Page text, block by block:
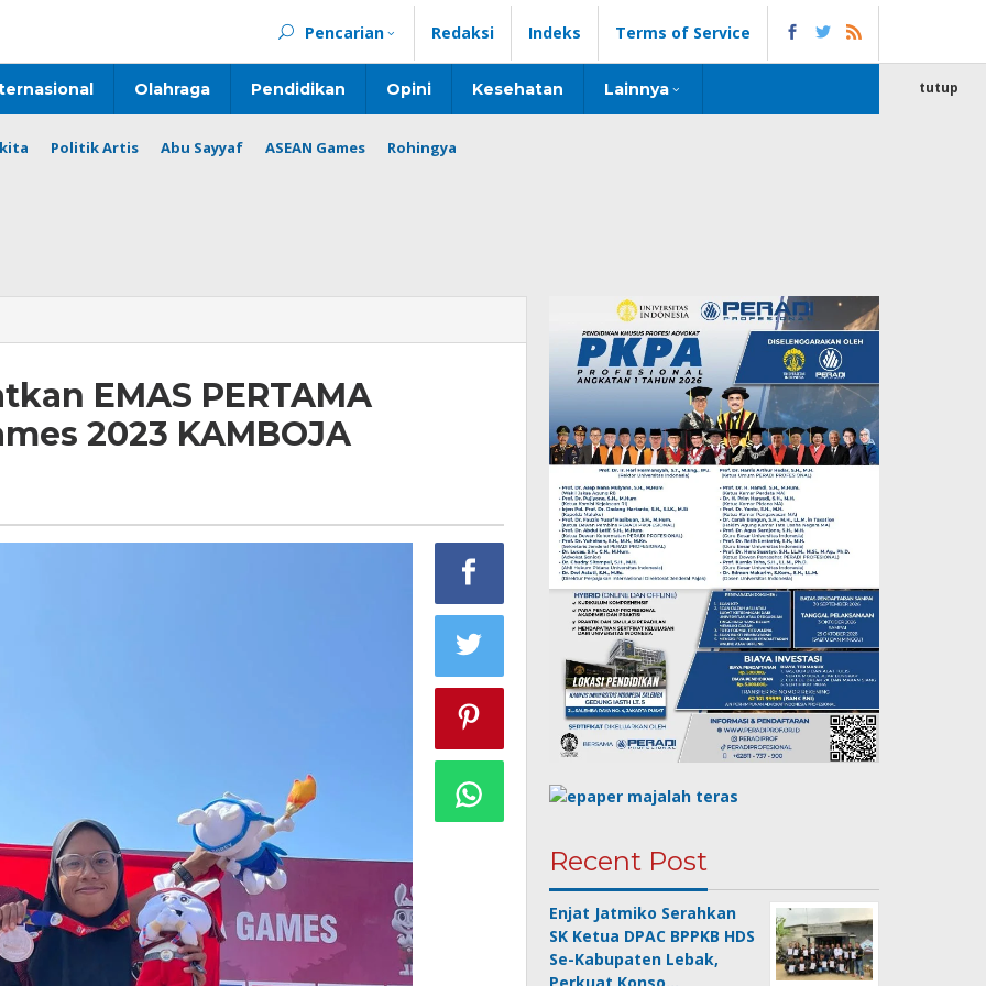
Pencarian Redaksi Indeks Terms of Service
Olahraga Pendidikan Opini Kesehatan Lainnya
Politik Artis Abu Sayyaf ASEAN Games Rohingya
tutup
EMAS PERTAMA
2023 KAMBOJA
Recent Post
Enjat Jatmiko Serahkan
SK Ketua DPAC BPPKB HDS
Se-Kabupaten Lebak,